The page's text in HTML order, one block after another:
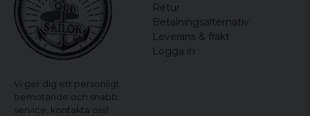
Vi ger dig ett personligt
bemötande och snabb
service, kontakta oss!
Retur
Betalningsalternativ
Leverans & frakt
Logga in